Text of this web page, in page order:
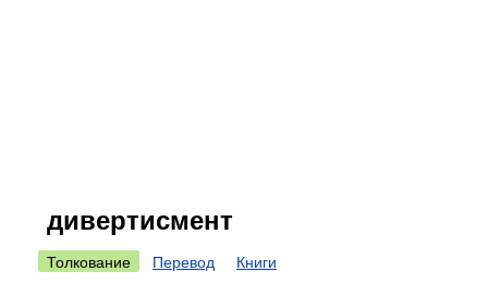
дивертисмент
Толкование Перевод Книги